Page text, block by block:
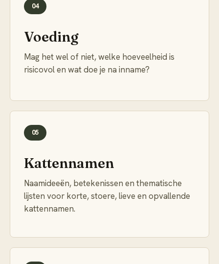
04
Voeding
Mag het wel of niet, welke hoeveelheid is
risicovol en wat doe je na inname?
05
Kattennamen
Naamideeën, betekenissen en thematische
lijsten voor korte, stoere, lieve en opvallende
kattennamen.